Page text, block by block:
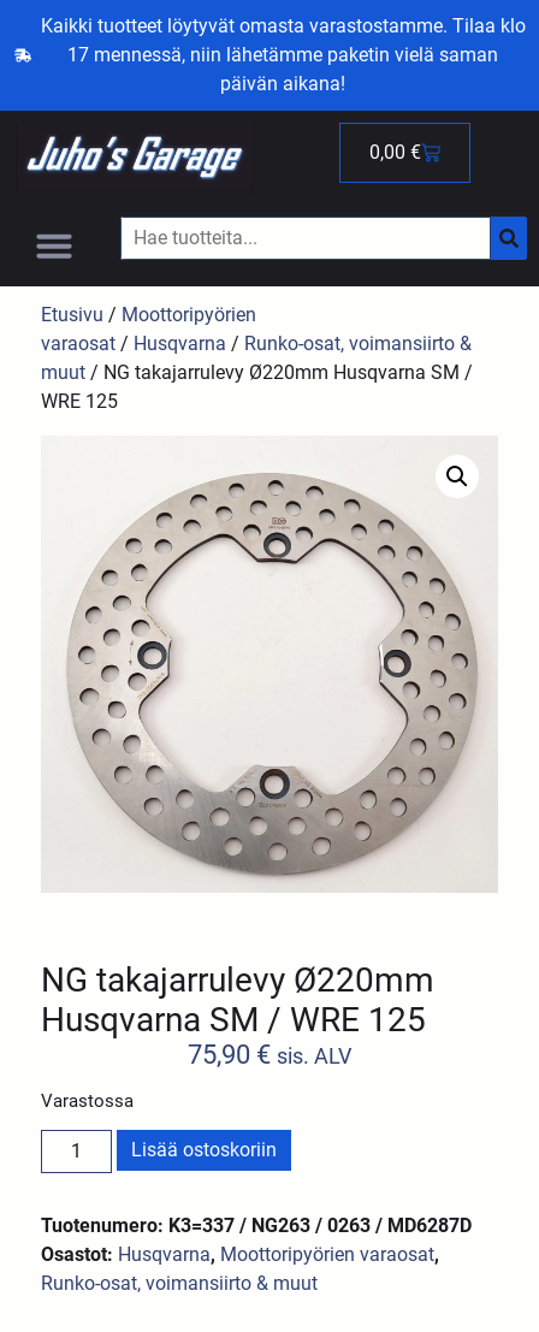
Kaikki tuotteet löytyvät omasta varastostamme. Tilaa klo
17 mennessä, niin lähetämme paketin vielä saman
päivän aikana!
0,00 €
Etusivu / Moottoripyörien
varaosat / Husqvarna / Runko-osat, voimansiirto &
muut / NG takajarrulevy Ø220mm Husqvarna SM /
WRE 125
NG takajarrulevy Ø220mm
Husqvarna SM / WRE 125
75,90 € sis. ALV
Varastossa
Lisää ostoskoriin
Tuotenumero: K3=337 / NG263 / 0263 / MD6287D
Osastot: Husqvarna, Moottoripyörien varaosat,
Runko-osat, voimansiirto & muut